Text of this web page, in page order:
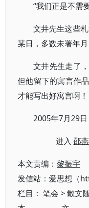
“我们正是不需
文井先生这些
某日，多数未署年
文井先生走了
但他留下的寓言作
才能写出好寓言啊！
2005年7月29日
进入邵
本文责编： 黎振宇
发信站：爱思想（
栏目： 笔会 >散文